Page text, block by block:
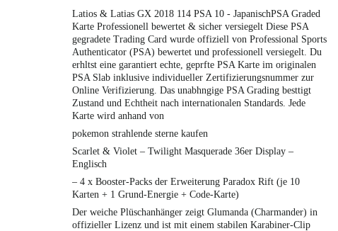
Latios & Latias GX 2018 114 PSA 10 - JapanischPSA Graded
Karte Professionell bewertet & sicher versiegelt Diese PSA
gegradete Trading Card wurde offiziell von Professional Sports
Authenticator (PSA) bewertet und professionell versiegelt. Du
erhltst eine garantiert echte, geprfte PSA Karte im originalen
PSA Slab inklusive individueller Zertifizierungsnummer zur
Online Verifizierung. Das unabhngige PSA Grading besttigt
Zustand und Echtheit nach internationalen Standards. Jede
Karte wird anhand von
pokemon strahlende sterne kaufen
Scarlet & Violet – Twilight Masquerade 36er Display –
Englisch
– 4 x Booster-Packs der Erweiterung Paradox Rift (je 10
Karten + 1 Grund-Energie + Code-Karte)
Der weiche Plüschanhänger zeigt Glumanda (Charmander) in
offizieller Lizenz und ist mit einem stabilen Karabiner-Clip